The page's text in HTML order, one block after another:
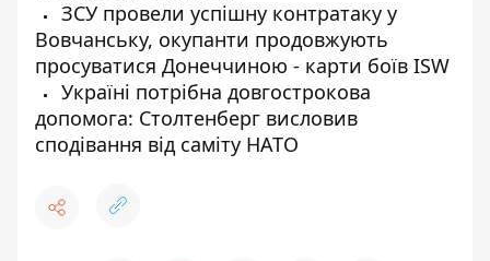
ЗСУ провели успішну контратаку у
Вовчанську, окупанти продовжують
просуватися Донеччиною - карти боїв ISW
Україні потрібна довгострокова
допомога: Столтенберг висловив
сподівання від саміту НАТО